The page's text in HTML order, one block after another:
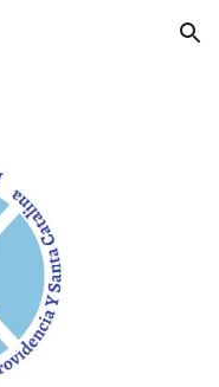
Skip to navigation